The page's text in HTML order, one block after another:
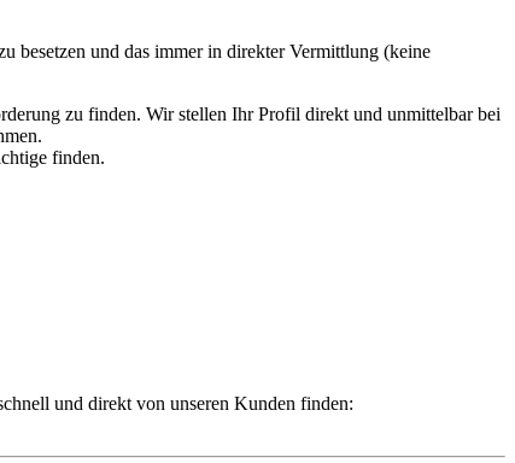
besetzen und das immer in direkter Vermittlung (keine
zu finden. Wir stellen Ihr Profil direkt und unmittelbar bei
finden.
und direkt von unseren Kunden finden: